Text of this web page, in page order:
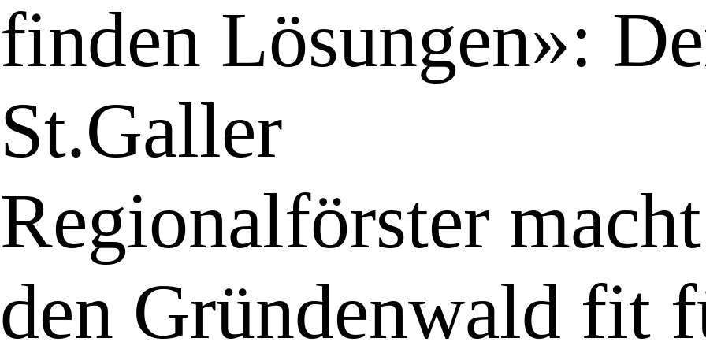
finden Lösungen»:
St.Galler
Regionalförster macht
den Gründenwald fit